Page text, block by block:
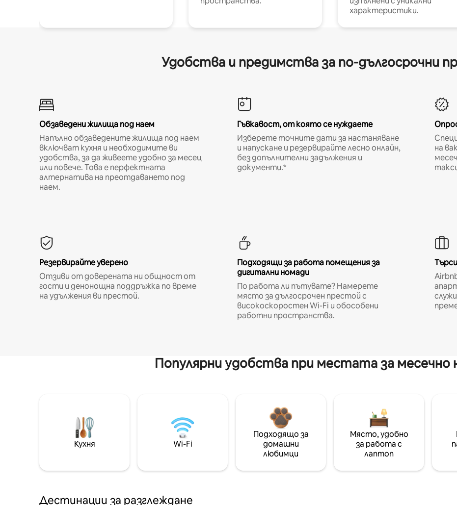
характеристики.
Удобства и предимства за по-дългосрочни
Обзаведени жилища под наем
Напълно обзаведените жилища под наем
включват кухня и необходимите ви
удобства, за да живеете удобно за месец
или повече. Това е перфектната
алтернатива на преотдаването под
наем.
Гъвкавост, от която се нуждаете
Изберете точните дати за настаняване
и напускане и резервирайте лесно онлайн,
без допълнителни задължения и
документи.*
на
Резервирайте уверено
Отзиви от доверената ни общност от
гости и денонощна поддръжка по време
на удължения ви престой.
Подходящи за работа помещения за
дигитални номади
По работа ли пътувате? Намерете
място за дългосрочен престой с
високоскоростен Wi-Fi и обособени
работни пространства.
Популярни удобства при местата за месечно
Кухня Wi-Fi
Подходящо за
домашни
любимци
Място, удобно
за работа с
лаптоп
Дестинации за разглеждане